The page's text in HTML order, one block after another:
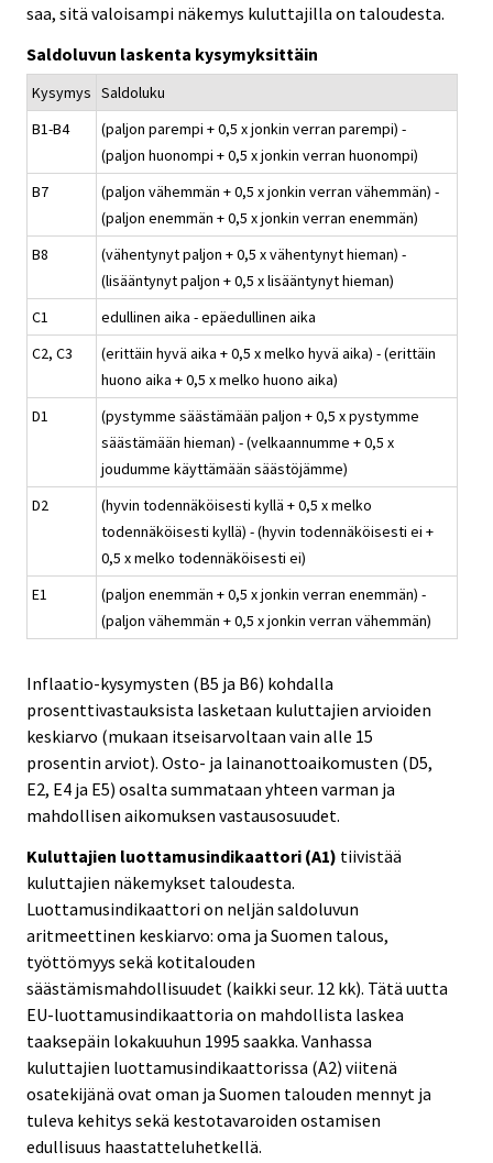
saa, sitä valoisampi näkemys kuluttajilla on taloudesta.
Saldoluvun laskenta kysymyksittäin
Kysymys Saldoluku
B1-B4
(paljon parempi + 0,5 x jonkin verran parempi) -
(paljon huonompi + 0,5 x jonkin verran huonompi)
B7
(paljon vähemmän + 0,5 x jonkin verran vähemmän) -
(paljon enemmän + 0,5 x jonkin verran enemmän)
B8
(vähentynyt paljon + 0,5 x vähentynyt hieman) -
(lisääntynyt paljon + 0,5 x lisääntynyt hieman)
C1
edullinen aika - epäedullinen aika
C2, C3
(erittäin hyvä aika + 0,5 x melko hyvä aika) - (erittäin
huono aika + 0,5 x melko huono aika)
D1
(pystymme säästämään paljon + 0,5 x pystymme
säästämään hieman) - (velkaannumme + 0,5 x
joudumme käyttämään säästöjämme)
D2
(hyvin todennäköisesti kyllä + 0,5 x melko
todennäköisesti kyllä) - (hyvin todennäköisesti ei +
0,5 x melko todennäköisesti ei)
E1
(paljon enemmän + 0,5 x jonkin verran enemmän) -
(paljon vähemmän + 0,5 x jonkin verran vähemmän)
Inflaatio-kysymysten (B5 ja B6) kohdalla
prosenttivastauksista lasketaan kuluttajien arvioiden
keskiarvo (mukaan itseisarvoltaan vain alle 15
prosentin arviot). Osto- ja lainanottoaikomusten (D5,
E2, E4 ja E5) osalta summataan yhteen varman ja
mahdollisen aikomuksen vastausosuudet.
Kuluttajien luottamusindikaattori (A1) tiivistää
kuluttajien näkemykset taloudesta.
Luottamusindikaattori on neljän saldoluvun
aritmeettinen keskiarvo: oma ja Suomen talous,
työttömyys sekä kotitalouden
säästämismahdollisuudet (kaikki seur. 12 kk). Tätä uutta
EU-luottamusindikaattoria on mahdollista laskea
taaksepäin lokakuuhun 1995 saakka. Vanhassa
kuluttajien luottamusindikaattorissa (A2) viitenä
osatekijänä ovat oman ja Suomen talouden mennyt ja
tuleva kehitys sekä kestotavaroiden ostamisen
edullisuus haastatteluhetkellä.